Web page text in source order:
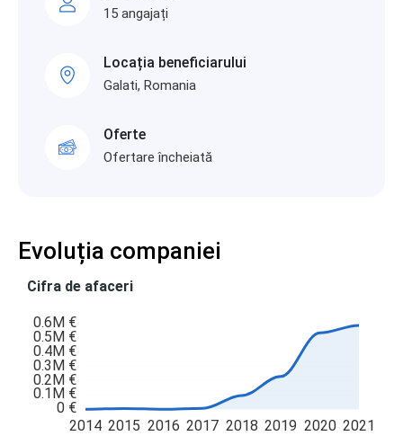
15 angajați
Locația beneficiarului
Galati, Romania
Oferte
Ofertare încheiată
Evoluția companiei
Cifra de afaceri
0.6M €
0.5M €
0.4M €
0.3M €
0.2M €
0.1M €
0 €
2014 2015 2016 2017 2018 2019 2020 2021